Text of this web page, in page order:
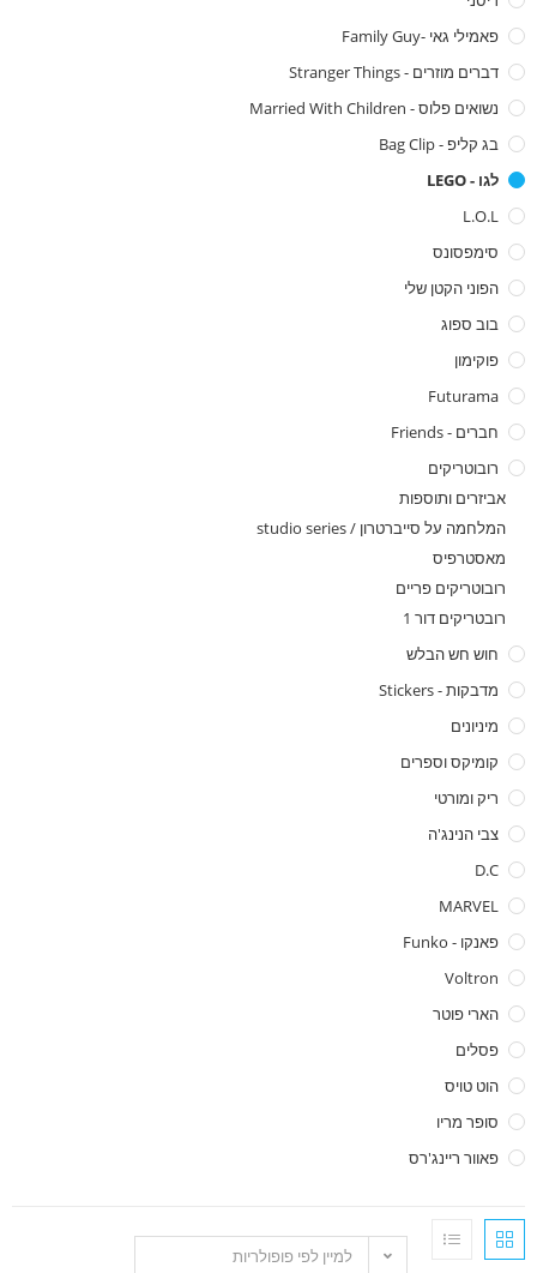
פאמילי גאי -family Guy
דברים מוזרים - Stranger Things
נשואים פלוס - Married With Children
בג קליפ - Bag Clip
לגו - LEGO
L.O.L
סימפסונס
הפוני הקטן שלי
בוב ספוג
פוקימון
Futurama
חברים - Friends
רובוטריקים
אביזרים ותוספות
המלחמה על סייברטרון / studio series
מאסטרפיס
רובוטריקים פריים
רובטריקים דור 1
חוש חש הבלש
מדבקות - Stickers
מיניונים
קומיקס וספרים
ריק ומורטי
צבי הנינג'ה
D.C
MARVEL
פאנקו - Funko
Voltron
הארי פוטר
פסלים
הוט טויס
סופר מריו
פאוור ריינג'רס
למיין לפי פופולריות